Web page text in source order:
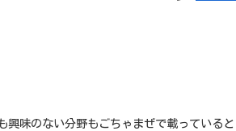
興味のない分野もごちゃまぜで載っていると